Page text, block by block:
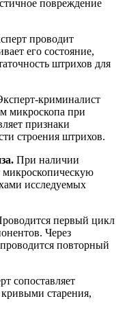
повреждение
проводит
его состояние,
штрихов для
криминалист
микроскопа при
признаки
строения штрихов.
При наличии
микроскопическую
исследуемых
первый цикл
Через
повторный
сопоставляет
старения,